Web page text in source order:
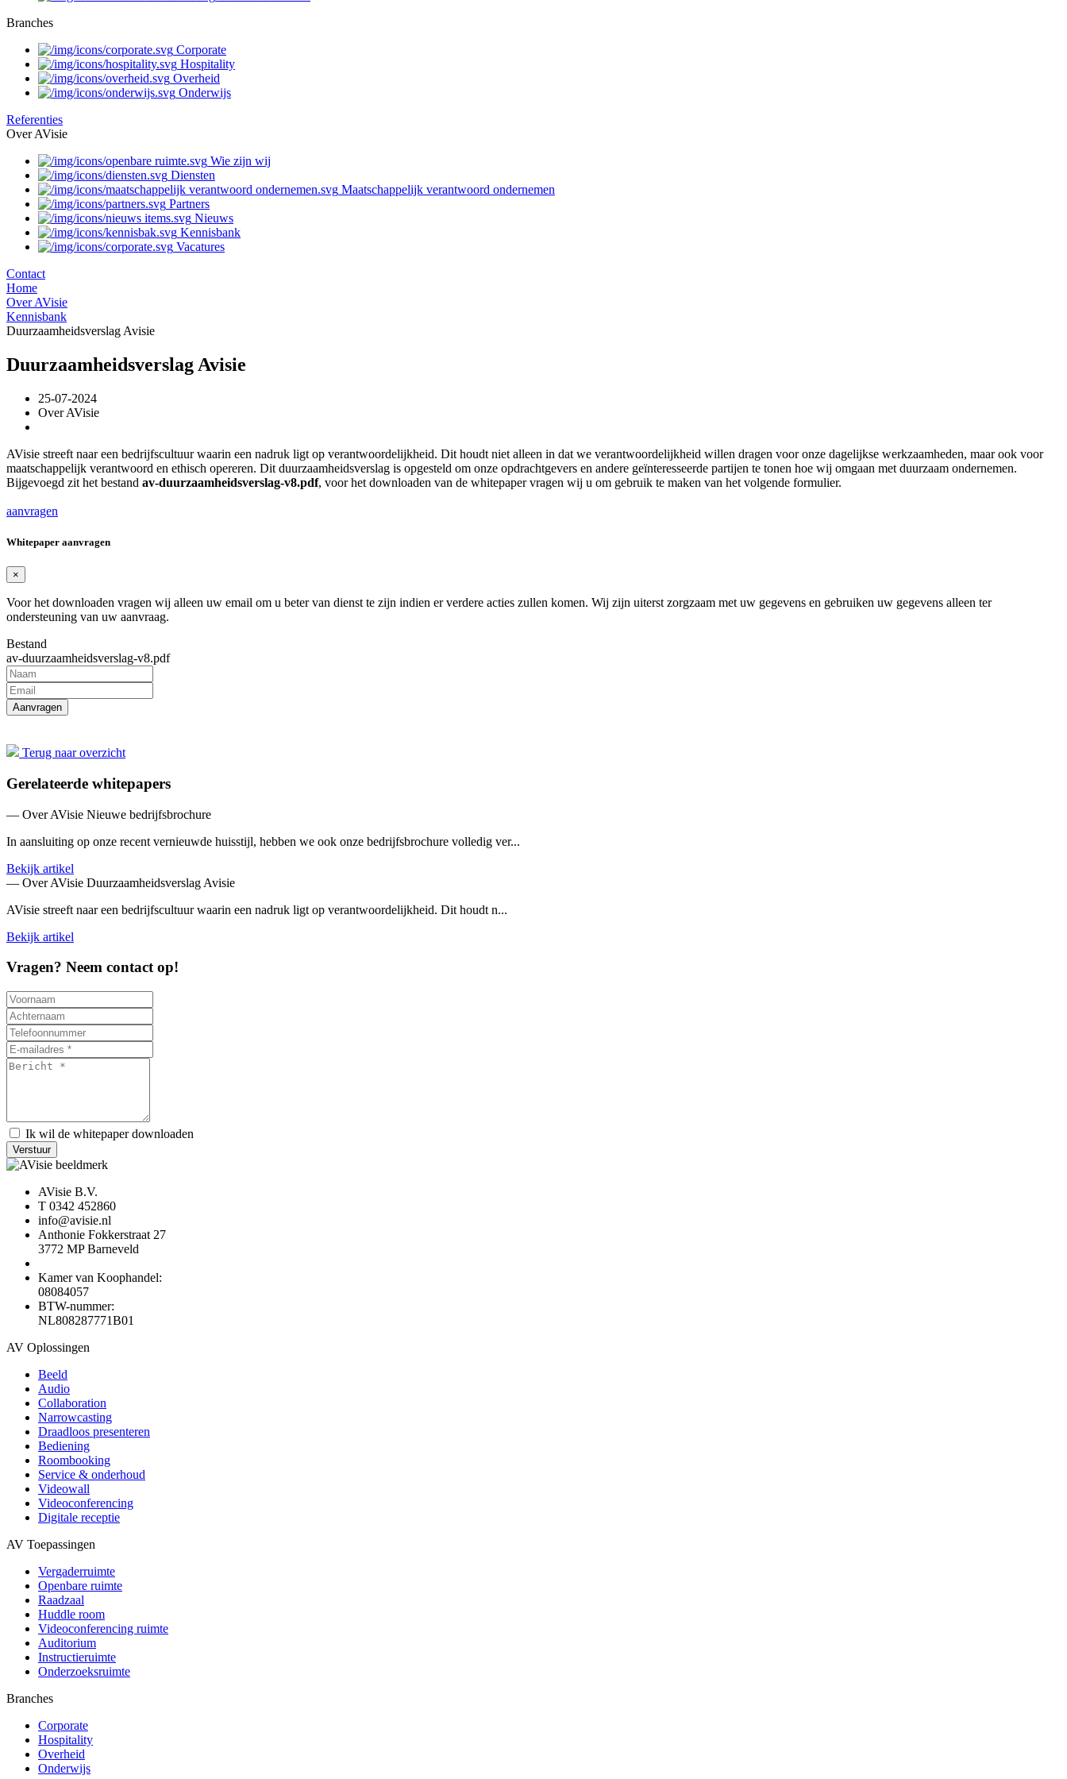
Branches
Corporate
Hospitality
Overheid
Onderwijs
Referenties
Over AVisie
Wie zijn wij
Diensten
Maatschappelijk verantwoord ondernemen
Partners
Nieuws
Kennisbank
Vacatures
Contact
Home
Over AVisie
Kennisbank
Duurzaamheidsverslag Avisie
Duurzaamheidsverslag Avisie
25-07-2024
Over AVisie
AVisie streeft naar een bedrijfscultuur waarin een nadruk ligt op verantwoordelijkheid. Dit houdt niet alleen in dat we verantwoordelijkheid willen dragen voor onze dagelijkse werkzaamheden, maar ook voor
maatschappelijk verantwoord en ethisch opereren. Dit duurzaamheidsverslag is opgesteld om onze opdrachtgevers en andere geïnteresseerde partijen te tonen hoe wij omgaan met duurzaam ondernemen.
Bijgevoegd zit het bestand av-duurzaamheidsverslag-v8.pdf, voor het downloaden van de whitepaper vragen wij u om gebruik te maken van het volgende formulier.
aanvragen
Whitepaper aanvragen
×
Voor het downloaden vragen wij alleen uw email om u beter van dienst te zijn indien er verdere acties zullen komen. Wij zijn uiterst zorgzaam met uw gegevens en gebruiken uw gegevens alleen ter
ondersteuning van uw aanvraag.
Bestand
av-duurzaamheidsverslag-v8.pdf
Terug naar overzicht
Gerelateerde whitepapers
— Over AVisie Nieuwe bedrijfsbrochure
In aansluiting op onze recent vernieuwde huisstijl, hebben we ook onze bedrijfsbrochure volledig ver...
Bekijk artikel
— Over AVisie Duurzaamheidsverslag Avisie
AVisie streeft naar een bedrijfscultuur waarin een nadruk ligt op verantwoordelijkheid. Dit houdt n...
Bekijk artikel
Vragen? Neem contact op!
Ik wil de whitepaper downloaden
Verstuur
AVisie B.V.
T 0342 452860
info@avisie.nl
Anthonie Fokkerstraat 27
3772 MP Barneveld
Kamer van Koophandel:
08084057
BTW-nummer:
NL808287771B01
AV Oplossingen
Beeld
Audio
Collaboration
Narrowcasting
Draadloos presenteren
Bediening
Roombooking
Service & onderhoud
Videowall
Videoconferencing
Digitale receptie
AV Toepassingen
Vergaderruimte
Openbare ruimte
Raadzaal
Huddle room
Videoconferencing ruimte
Auditorium
Instructieruimte
Onderzoeksruimte
Branches
Corporate
Hospitality
Overheid
Onderwijs